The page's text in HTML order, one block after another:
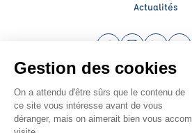
Actualités
Instagram
Raison sociale : ECOLE DE CONDUITE
SIREN: 488412289 - Numéro de TVA
Agrément
Siège social : 26, Chaussée du Bois ,